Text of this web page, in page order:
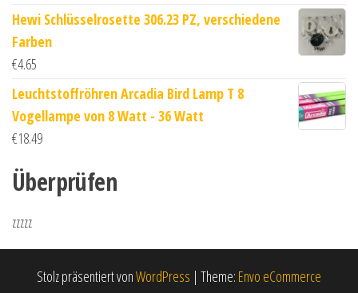
Hewi Schlüsselrosette 306.23 PZ, verschiedene
Farben
€4.65
Leuchtstoffröhren Arcadia Bird Lamp T 8
Vogellampe von 8 Watt - 36 Watt
€18.49
Überprüfen
zzzzz
Stolz präsentiert vonWordPress | Theme: Envo eCommerce